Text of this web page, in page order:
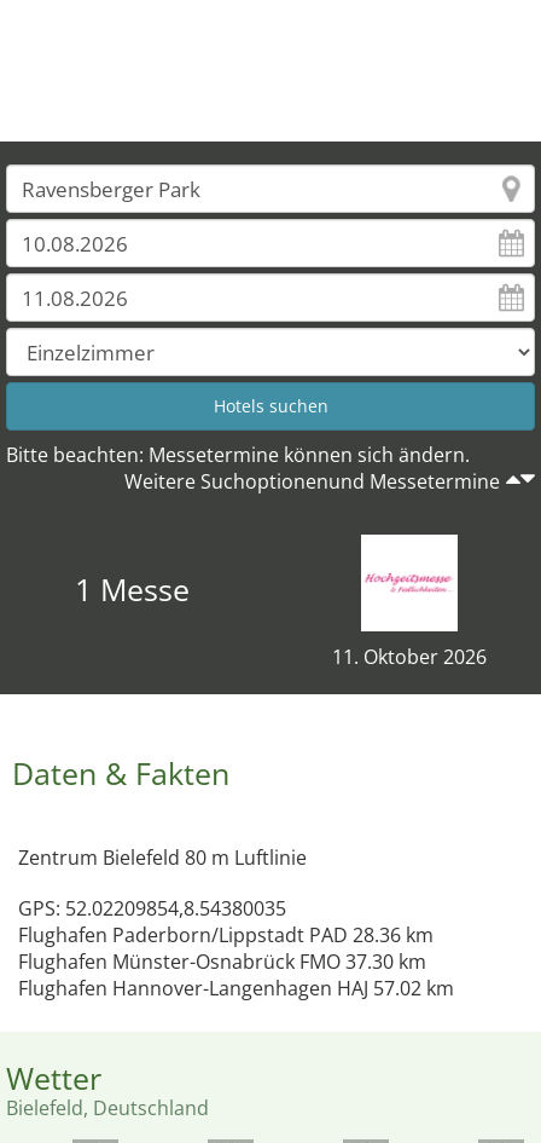
Bitte beachten: Messetermine können sich ändern.
Weitere Suchoptionenund Messetermine
1 Messe
11. Oktober 2026
Daten & Fakten
Zentrum Bielefeld 80 m Luftlinie
GPS: 52.02209854,8.54380035
Flughafen Paderborn/Lippstadt PAD 28.36 km
Flughafen Münster-Osnabrück FMO 37.30 km
Flughafen Hannover-Langenhagen HAJ 57.02 km
Wetter
Bielefeld, Deutschland